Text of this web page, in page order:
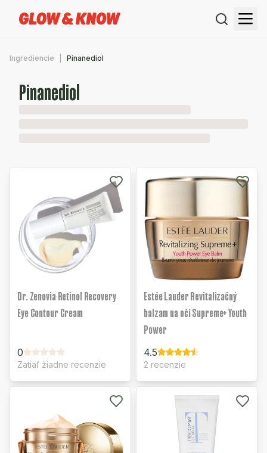
Ingrediencie Pinanediol
Pinanediol
Dr. Zenovia Retinol Recovery
Eye Contour Cream
0
Zatiaľ žiadne recenzie
Estée Lauder Revitalizačný
balzam na oči Supreme+ Youth
Power
4.5
2 recenzie